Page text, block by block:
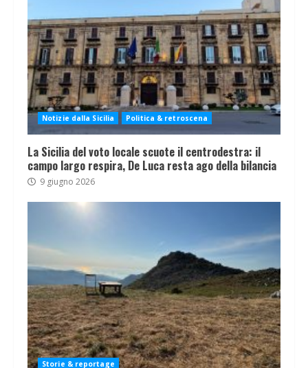
Notizie dalla Sicilia Politica & retroscena
La Sicilia del voto locale scuote il centrodestra: il
campo largo respira, De Luca resta ago della bilancia
9 giugno 2026
Storie & reportage